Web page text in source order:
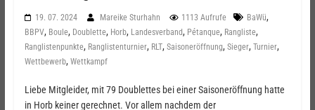
19. 07. 2024 Mareike Sturhahn 1113 Aufrufe BaWü,
BBPV, Boule, Doublette, Horb, Landesverband, Pétanque, Rangliste,
Ranglistenpunkte, Ranglistenturnier, RLT, Saisoneröffnung, Sieger, Turnier,
Wettbewerb, Wettkampf
Liebe Mitgleider, mit 79 Doublettes bei einer Saisoneröffnung hatte
in Horb keiner gerechnet. Vor allem nachdem der